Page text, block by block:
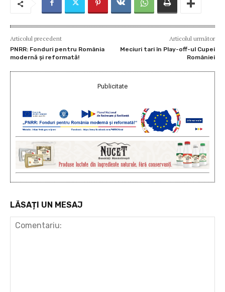
Articolul precedent
PNRR: Fonduri pentru România
modernă și reformată!
Articolul următor
Meciuri tari în Play-off-ul Cupei
României
Publicitate
LĂSAȚI UN MESAJ